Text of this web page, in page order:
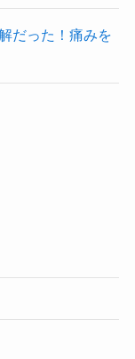
だった！痛みを